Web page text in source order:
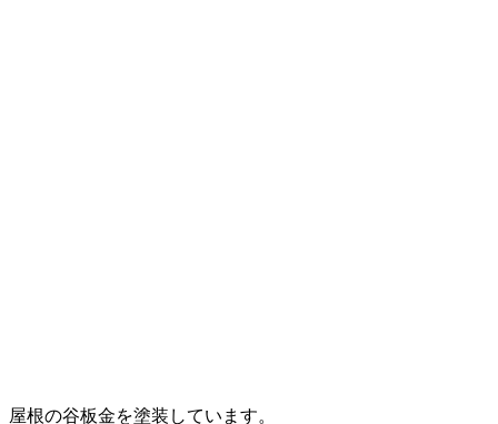
屋根の谷板金を塗装しています。